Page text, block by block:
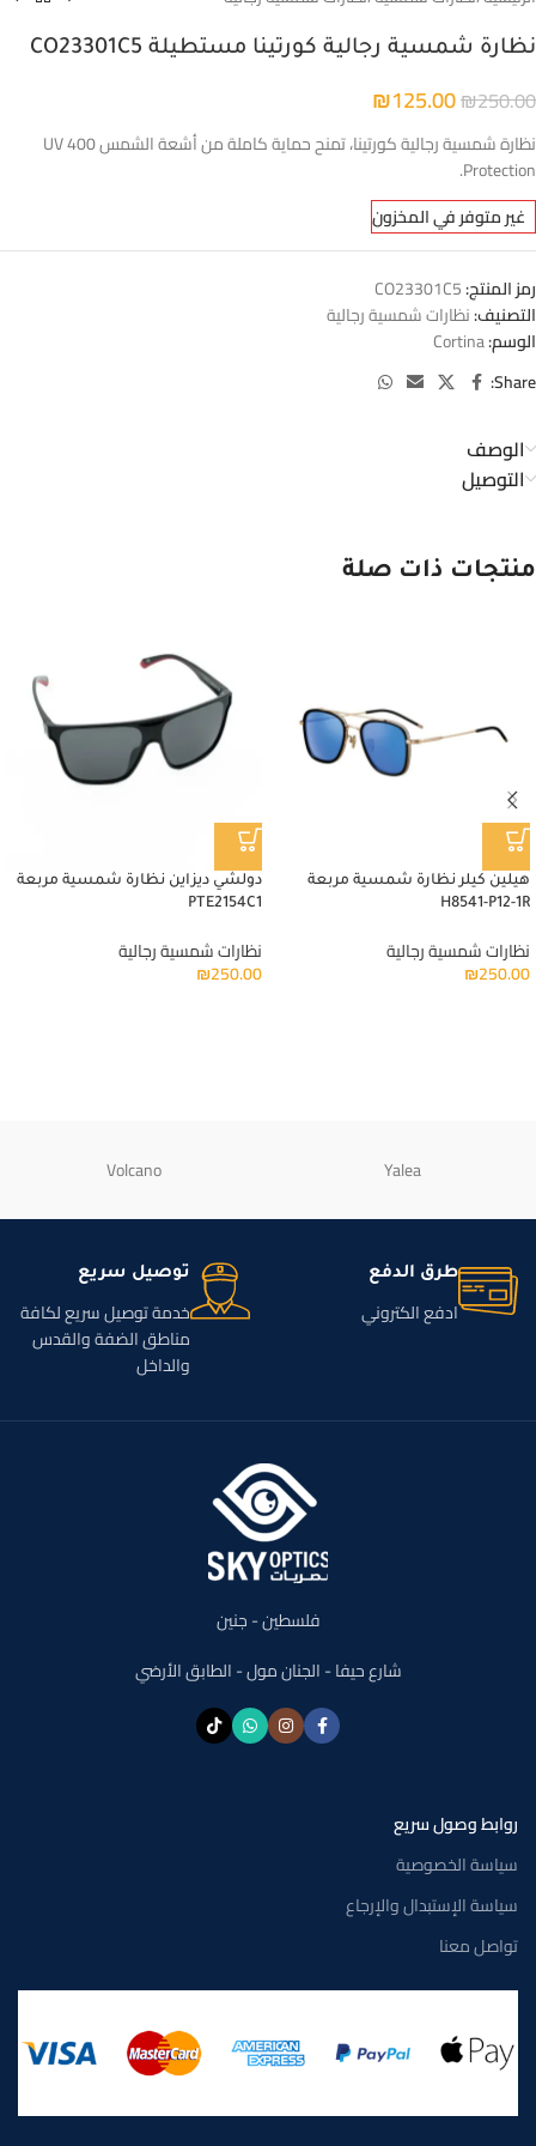
نظارة شمسية رجالية كورتينا مستطيلة CO23301C5
₪250.00
₪125.00
نظارة شمسية رجالية كورتينا، تمنح حماية كاملة من أشعة الشمس UV 400
Protection.
غير متوفر في المخزون
رمز المنتج:CO23301C5
التصنيف:نظارات شمسية رجالية
الوسم:Cortina
Share:
الوصف
التوصيل
منتجات ذات صلة
هيلين كيلر نظارة شمسية مربعة
H8541-P12-1R
نظارات شمسية رجالية
₪250.00
دولشي ديزاين نظارة شمسية مربعة
PTE2154C1
نظارات شمسية رجالية
₪250.00
Yalea
Volcano
طرق الدفع
ادفع الكتروني
توصيل سريع
خدمة توصيل سريع لكافة
مناطق الضفة والقدس
والداخل
فلسطين - جنين
شارع حيفا - الجنان مول - الطابق الأرضي
روابط وصول سريع
سياسة الخصوصية
سياسة الإستبدال والإرجاع
تواصل معنا